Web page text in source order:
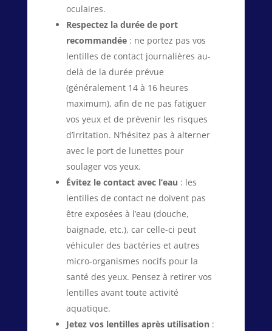
oculaires.
Respectez la durée de port
recommandée: ne portez pas vos
lentilles de contact journalières au-
delà de la durée prévue
(généralement 14 à 16 heures
maximum), afin de ne pas fatiguer
vos yeux et de prévenir les risques
d’irritation. N’hésitez pas à alterner
avec le port de lunettes pour
soulager vos yeux.
Évitez le contact avec l’eau : les
lentilles de contact ne doivent pas
être exposées à l’eau (douche,
baignade, etc.), car celle-ci peut
véhiculer des bactéries et autres
micro-organismes nocifs pour la
santé des yeux. Pensez à retirer vos
lentilles avant toute activité
aquatique.
Jetez vos lentilles après utilisation: